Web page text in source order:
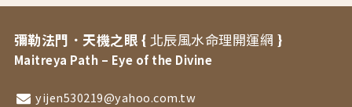
彌勒法門．天機之眼 { 北辰風水命理開運網 }
Maitreya Path – Eye of the Divine
yijen530219@yahoo.com.tw